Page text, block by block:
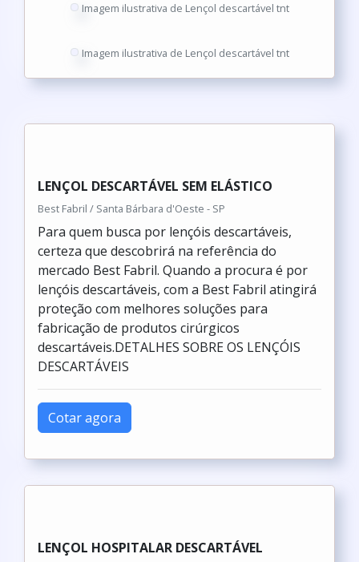
Imagem ilustrativa de Lençol descartável tnt
Imagem ilustrativa de Lençol descartável tnt
LENÇOL DESCARTÁVEL SEM ELÁSTICO
Best Fabril / Santa Bárbara d'Oeste - SP
Para quem busca por lençóis descartáveis,
certeza que descobrirá na referência do
mercado Best Fabril. Quando a procura é por
lençóis descartáveis, com a Best Fabril atingirá
proteção com melhores soluções para
fabricação de produtos cirúrgicos
descartáveis.DETALHES SOBRE OS LENÇÓIS
DESCARTÁVEIS
Cotar agora
LENÇOL HOSPITALAR DESCARTÁVEL